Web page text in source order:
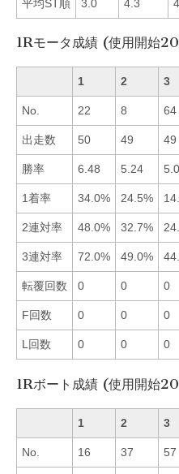
平均ST順 3.0 4.3
1Rモータ成績 (使用開始
1 2 3
No. 22 8 64
出走数 50 49 49
勝率 6.48 5.24
1着率 34.0% 24.5%
2連対率 48.0% 32.7%
3連対率 72.0% 49.0%
転覆回数 0 0 0
F回数 0 0 0
L回数 0 0 0
1Rボート成績 (使用開始
1 2 3
No. 16 37 57